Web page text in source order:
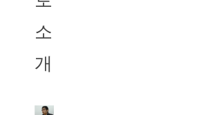
소
개